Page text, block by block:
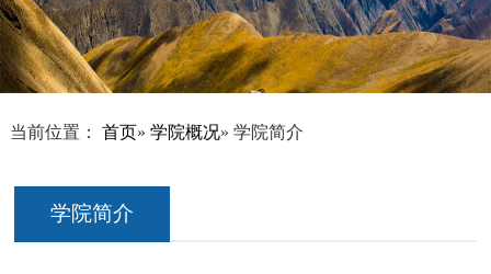
当前位置： 首页» 学院概况» 学院简介
学院简介